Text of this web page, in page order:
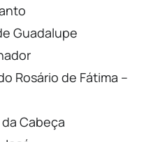
Guadalupe
Rosário de Fátima –
Cabeça